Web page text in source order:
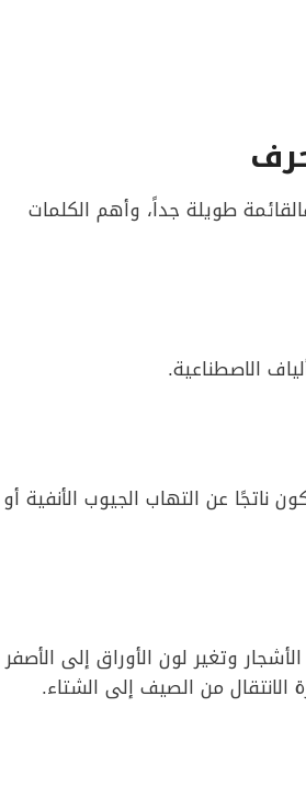
طويلة جداً، وأهم الكلمات
الاصطناعية.
ناتجًا عن التهاب الجيوب الأنفية أو
وتغير لون الأوراق إلى الأصفر
من الصيف إلى الشتاء.